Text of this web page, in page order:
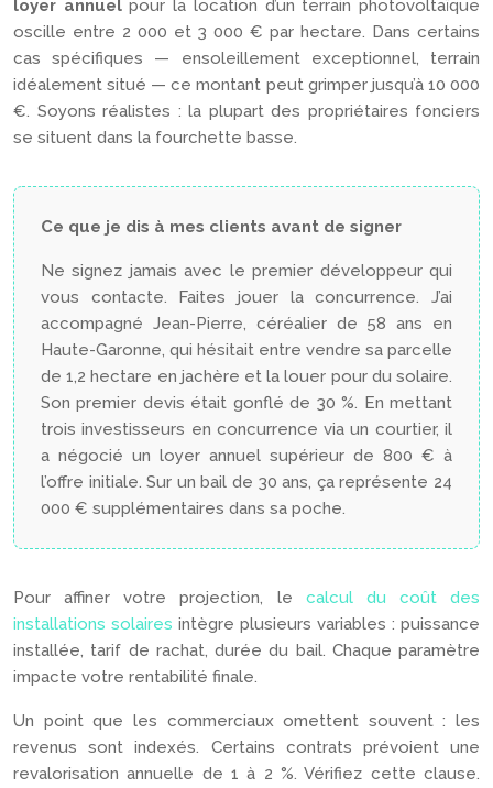
loyer annuelpour la location d’un terrain photovoltaïque
oscille entre 2 000 et 3 000 € par hectare. Dans certains
cas spécifiques — ensoleillement exceptionnel, terrain
idéalement situé — ce montant peut grimper jusqu’à 10 000
€. Soyons réalistes : la plupart des propriétaires fonciers
se situent dans la fourchette basse.
Ce que je dis à mes clients avant de signer
Ne signez jamais avec le premier développeur qui
vous contacte. Faites jouer la concurrence. J’ai
accompagné Jean-Pierre, céréalier de 58 ans en
Haute-Garonne, qui hésitait entre vendre sa parcelle
de 1,2 hectare en jachère et la louer pour du solaire.
Son premier devis était gonflé de 30 %. En mettant
trois investisseurs en concurrence via un courtier, il
a négocié un loyer annuel supérieur de 800 € à
l’offre initiale. Sur un bail de 30 ans, ça représente 24
000 € supplémentaires dans sa poche.
Pour affiner votre projection, le calcul du coût des
installations solaires intègre plusieurs variables : puissance
installée, tarif de rachat, durée du bail. Chaque paramètre
impacte votre rentabilité finale.
Un point que les commerciaux omettent souvent : les
revenus sont indexés. Certains contrats prévoient une
revalorisation annuelle de 1 à 2 %. Vérifiez cette clause.